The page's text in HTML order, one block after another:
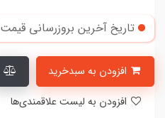
تاریخ آخرین بروزرسانی قیمت